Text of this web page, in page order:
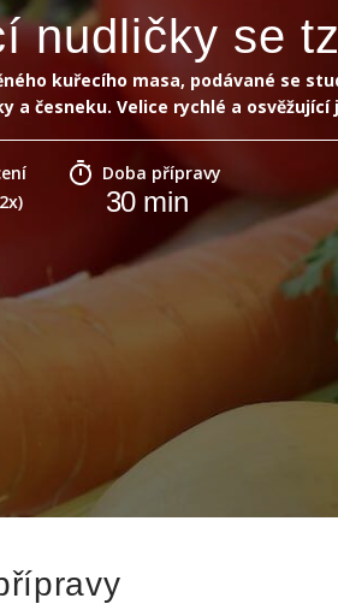
nudličky se
kuřecího masa, podávané se
a česneku. Velice rychlé a osvěžující
Doba přípravy
30min